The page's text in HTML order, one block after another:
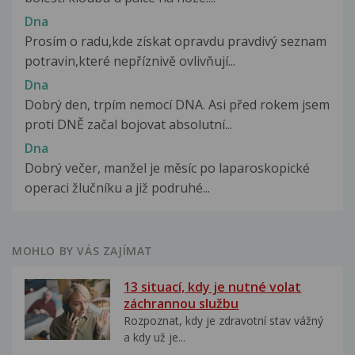
Dna
Prosím o radu,kde získat opravdu pravdivý seznam
potravin,které nepříznivě ovlivňují...
Dna
Dobrý den, trpím nemocí DNA. Asi před rokem jsem
proti DNĚ začal bojovat absolutní...
Dna
Dobrý večer, manžel je měsíc po laparoskopické
operaci žlučníku a již podruhé...
MOHLO BY VÁS ZAJÍMAT
13 situací, kdy je nutné volat
záchrannou službu
Rozpoznat, kdy je zdravotní stav vážný
a kdy už je...